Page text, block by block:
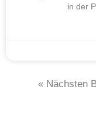
in der
« Nächsten